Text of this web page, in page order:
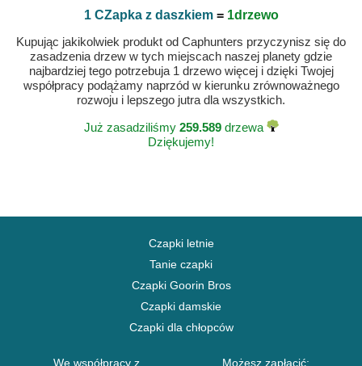
1 CZapka z daszkiem= 1drzewo
Kupując jakikolwiek produkt od Caphunters przyczynisz się do
zasadzenia drzew w tych miejscach naszej planety gdzie
najbardziej tego potrzebuja 1 drzewo więcej i dzięki Twojej
współpracy podążamy naprzód w kierunku zrównoważnego
rozwoju i lepszego jutra dla wszystkich.
Już zasadziliśmy 259.589drzewa
Dziękujemy!
Czapki letnie
Tanie czapki
Czapki Goorin Bros
Czapki damskie
Czapki dla chłopców
We współpracy z
Możesz zapłacić: